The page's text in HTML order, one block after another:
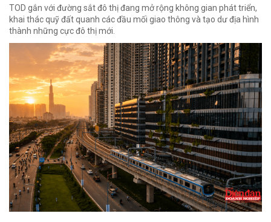
TOD gắn với đường sắt đô thị đang mở rộng không gian phát triển,
khai thác quỹ đất quanh các đầu mối giao thông và tạo dư địa hình
thành những cực đô thị mới.